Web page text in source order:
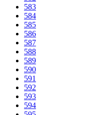
583
584
585
586
587
588
589
590
591
592
593
594